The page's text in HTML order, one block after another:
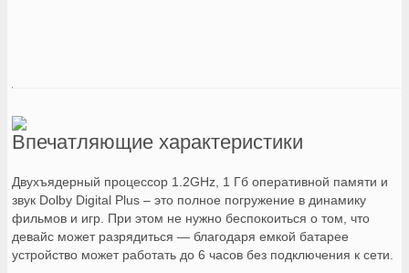
Впечатляющие характеристики
Двухъядерный процессор 1.2GHz, 1 Гб оперативной памяти и
звук Dolby Digital Plus – это полное погружение в динамику
фильмов и игр. При этом не нужно беспокоиться о том, что
девайс может разрядиться — благодаря емкой батарее
устройство может работать до 6 часов без подключения к сети.